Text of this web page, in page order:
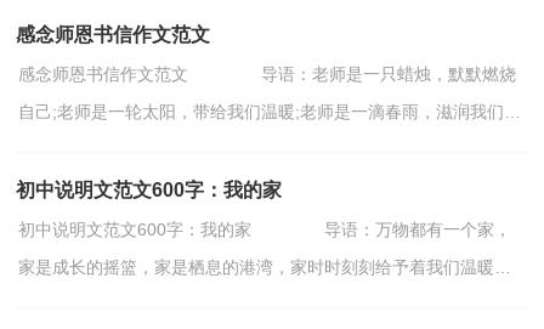
感念师恩书信作文范文
感念师恩书信作文范文 导语：老师是一只蜡烛，默默燃烧
自己;老师是一轮太阳，带给我们温暖;老师是一滴春雨，滋润我们的
初中说明文范文600字：我的家
初中说明文范文600字：我的家 导语：万物都有一个家，
家是成长的摇篮，家是栖息的港湾，家时时刻刻给予着我们温暖。